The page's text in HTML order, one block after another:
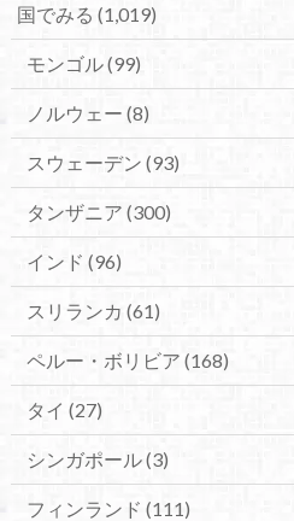
国でみる (1,019)
モンゴル(99)
ノルウェー (8)
スウェーデン (93)
タンザニア (300)
インド (96)
スリランカ (61)
ペルー・ボリビア (168)
タイ (27)
シンガポール(3)
フィンランド (111)